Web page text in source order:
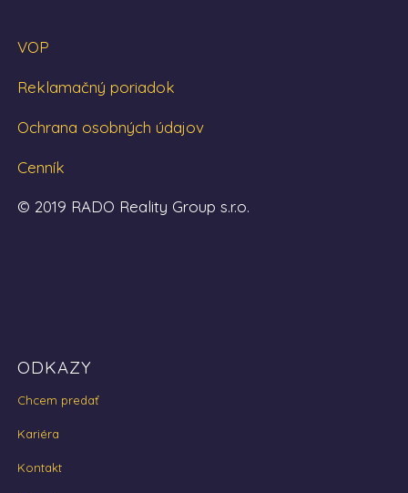
VOP
Reklamačný poriadok
Ochrana osobných údajov
Cenník
© 2019 RADO Reality Group s.r.o.
ODKAZY
Chcem predať
Kariéra
Kontakt